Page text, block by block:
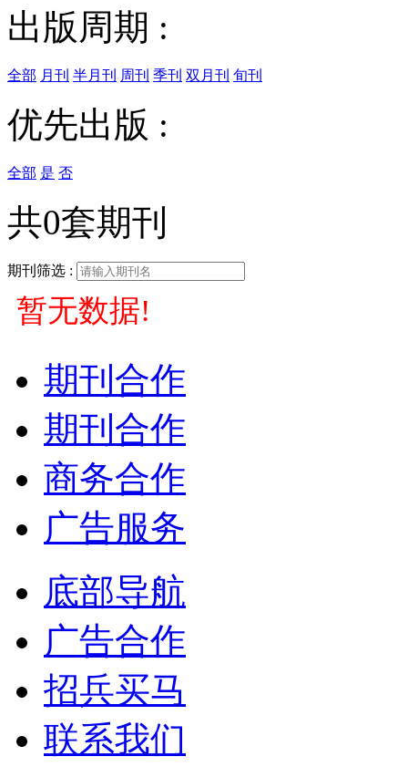
出版周期 :
全部 月刊 半月刊 周刊 季刊 双月刊 旬刊
优先出版 :
全部 是 否
共0套期刊
期刊筛选 :
暂无数据!
期刊合作
期刊合作
商务合作
广告服务
底部导航
广告合作
招兵买马
联系我们